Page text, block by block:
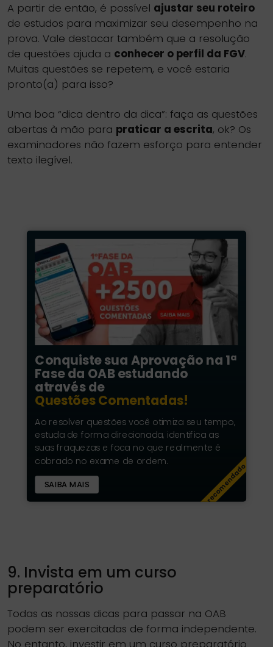
A partir de então, é possível ajustar seu roteiro
de estudos para maximizar seu desempenho na
prova. Vale destacar também que a resolução
de questões ajuda a conhecer o perfil da FGV.
Muitas questões se repetem, e você estaria
pronto(a) para isso?
Uma boa “dica dentro da dica”: faça as questões
abertas à mão para praticar a escrita, ok? Os
examinadores não fazem esforço para entender
texto ilegível.
Conquiste sua Aprovação na 1ª
Fase da OAB estudando
através de
Questões Comentadas!
Ao resolver questões você otimiza seu tempo,
estuda de forma direcionada, identifica as
suas fraquezas e foca no que realmente é
cobrado no exame de ordem.
SAIBA MAIS recomendado
9. Invista em um curso
preparatório
Todas as nossas dicas para passar na OAB
podem ser exercitadas de forma independente.
No entanto, investir em um curso preparatório